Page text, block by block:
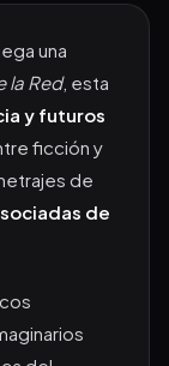
una
la Red, esta
y futuros
ficción y
de
de